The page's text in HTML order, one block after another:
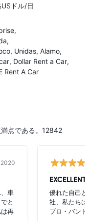
USドル/日
Unidas Alamo
Dollar Rent a Car
Rent A Car
点である。12842
車
と
再
EXCELLENT
優れた自己と
社、私たちは
ブロ・バンド